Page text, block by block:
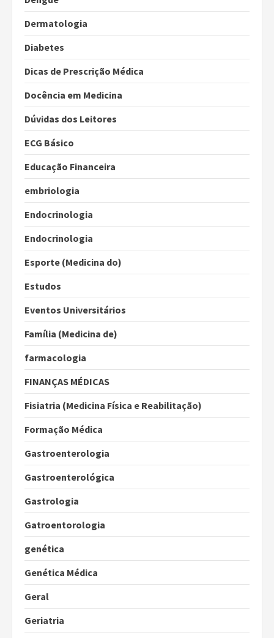
Dermatologia
Diabetes
Dicas de Prescrição Médica
Docência em Medicina
Dúvidas dos Leitores
ECG Básico
Educação Financeira
embriologia
Endocrinologia
Endocrinologia
Esporte (Medicina do)
Estudos
Eventos Universitários
Família (Medicina de)
farmacologia
FINANÇAS MÉDICAS
Fisiatria (Medicina Física e Reabilitação)
Formação Médica
Gastroenterologia
Gastroenterológica
Gastrologia
Gatroentorologia
genética
Genética Médica
Geral
Geriatria